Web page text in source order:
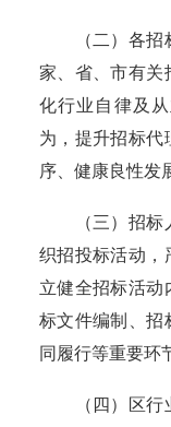
（二）各招标
家、省、市有关
化行业自律及
为，提升招标代
序、健康良性发
（三）招标人
织招投标活动，
立健全招标活动
标文件编制、招
同履行等重要环
（四）区行业